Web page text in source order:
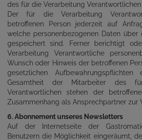
des für die Verarbeitung
Der für die Verarbeitung
betroffenen Person jederzeit auf
welche personenbezogenen Daten über
gespeichert sind. Ferner berichtigt
Verarbeitung Verantwortliche
Wunsch oder Hinweis der betroffenen
gesetzlichen Aufbewahrungspflichten
Gesamtheit der Mitarbeiter des
Verantwortlichen stehen der
Zusammenhang als Ansprechpartner zur
6. Abonnement unseres Newsletters
Auf der Internetseite der
Benutzern die Möglichkeit eingeräumt,